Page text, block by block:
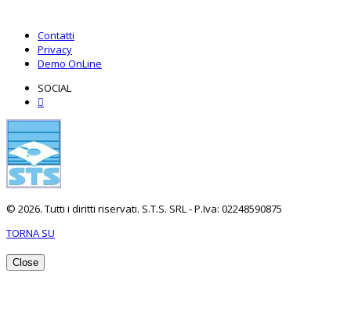
Contatti
Privacy
Demo OnLine
SOCIAL
© 2026. Tutti i diritti riservati. S.T.S. SRL - P.Iva: 02248590875
TORNA SU
Close